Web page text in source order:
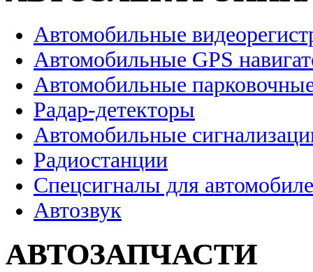
Автомобильные
Автомобильные GPS
Автомобильные
Радар-детекторы
Автомобильные
Радиостанции
Спецсигналы для
Автозвук
АВТОЗАПЧАСТИ